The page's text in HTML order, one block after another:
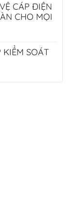
CÁP ĐIỆN
CHO MỌI
SOÁT